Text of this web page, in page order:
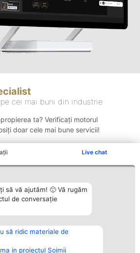
Live chat
să vă ajutăm! 🙂 Vă rugăm
de conversație
să ridic materiale de
in proiectul Șoimii
cei mai buni din industrie
ta? Verificați motorul
doar cele mai bune servicii!
Plebiscyt
Lista Tuturor
Contact